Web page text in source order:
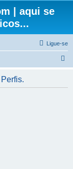
| aqui se
Ligue-se